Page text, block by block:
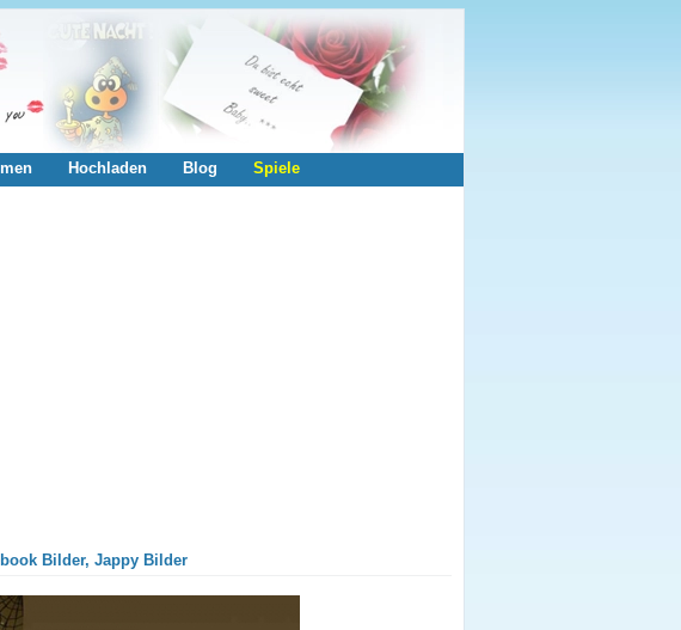
Hochladen Blog Spiele
Bilder, Jappy Bilder